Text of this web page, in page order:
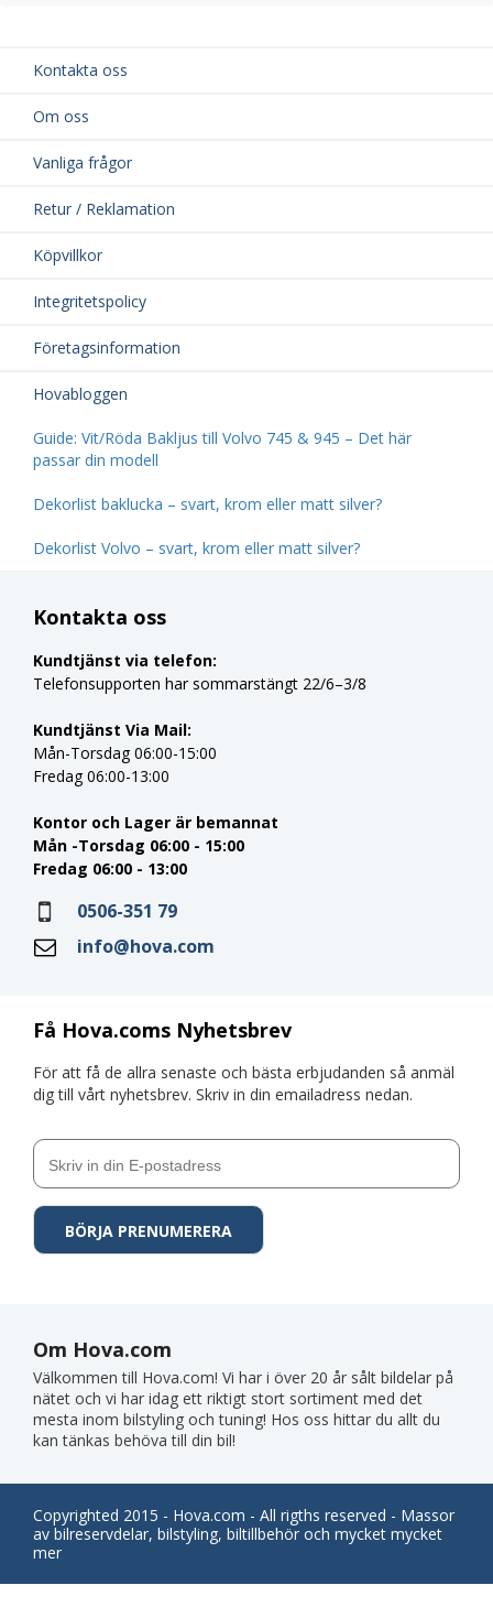
Kontakta oss
Om oss
Vanliga frågor
Retur / Reklamation
Köpvillkor
Integritetspolicy
Företagsinformation
Hovabloggen
Guide: Vit/Röda Bakljus till Volvo 745 & 945 – Det här
passar din modell
Dekorlist baklucka – svart, krom eller matt silver?
Dekorlist Volvo – svart, krom eller matt silver?
Få Hova.coms Nyhetsbrev
För att få de allra senaste och bästa erbjudanden så anmäl
dig till vårt nyhetsbrev. Skriv in din emailadress nedan.
Kontakta oss
Kundtjänst via telefon:
Telefonsupporten har sommarstängt 22/6–3/8
Kundtjänst Via Mail:
Mån-Torsdag 06:00-15:00
Fredag 06:00-13:00
Kontor och Lager är bemannat
Mån -Torsdag 06:00 - 15:00
Fredag 06:00 - 13:00
0506-351 79
info@hova.com
Om Hova.com
Välkommen till Hova.com! Vi har i över 20 år sålt bildelar på
nätet och vi har idag ett riktigt stort sortiment med det
mesta inom bilstyling och tuning! Hos oss hittar du allt du
kan tänkas behöva till din bil!
Copyrighted 2015 - Hova.com - All rigths reserved - Massor
av bilreservdelar, bilstyling, biltillbehör och mycket mycket
mer